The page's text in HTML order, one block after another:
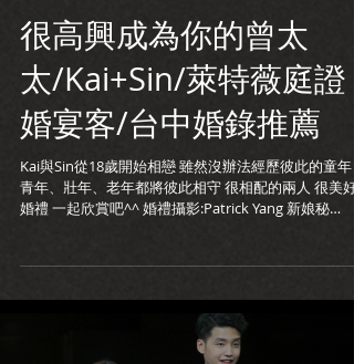
很高興成為你的曾太
太/Kai+Sin/萊特薇庭證
婚宴客/台中婚錄推薦
Kai與Sin從18歲開始相戀 雖然沒辦法經歷彼此的童年
青年、壯年、老年都將彼此相守 很相配的兩人 很美好
婚禮 一起欣賞吧^^ 婚禮攝影:Patrick Yang 新娘秘